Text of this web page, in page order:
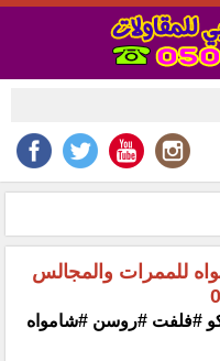
للممرات والمجالس
‏‏#فلفت #روسن #شامواه